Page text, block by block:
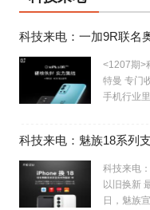
<1207期>
特曼 专门
手机行业
科技来电
以旧换新
日，魅族